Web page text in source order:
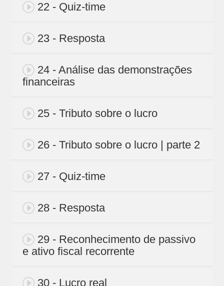
22 - Quiz-time
23 - Resposta
24 - Análise das demonstrações
financeiras
25 - Tributo sobre o lucro
26 - Tributo sobre o lucro | parte 2
27 - Quiz-time
28 - Resposta
29 - Reconhecimento de passivo
e ativo fiscal recorrente
30 - Lucro real